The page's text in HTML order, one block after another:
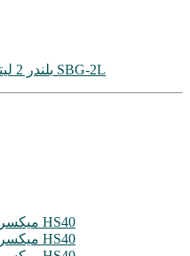
بلندر 2 لیتری 2800 وات لمسی اسمارت مدل SBG-2L